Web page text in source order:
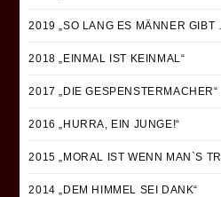
2019 „SO LANG ES MÄNNER GIBT
2018 „EINMAL IST KEINMAL“
2017 „DIE GESPENSTERMACHER“
2016 „HURRA, EIN JUNGE!“
2015 „MORAL IST WENN MAN`S
2014 „DEM HIMMEL SEI DANK“